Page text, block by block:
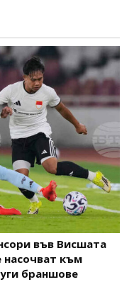
във Висшата
насочват към
браншове